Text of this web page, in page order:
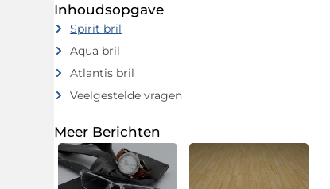
Inhoudsopgave
Spirit bril
Aqua bril
Atlantis bril
Veelgestelde vragen
Meer Berichten